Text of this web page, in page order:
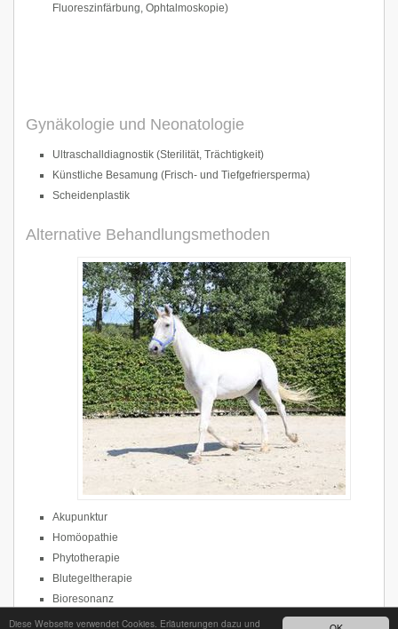
Diese Webseite verwendet Cookies. Erläuterungen dazu und
Fluoreszinfärbung, Ophtalmoskopie)
Gynäkologie und Neonatologie
Ultraschalldiagnostik (Sterilität, Trächtigkeit)
Künstliche Besamung (Frisch- und Tiefgefriersperma)
Scheidenplastik
Alternative Behandlungsmethoden
Akupunktur
Homöopathie
Phytotherapie
Blutegeltherapie
Bioresonanz